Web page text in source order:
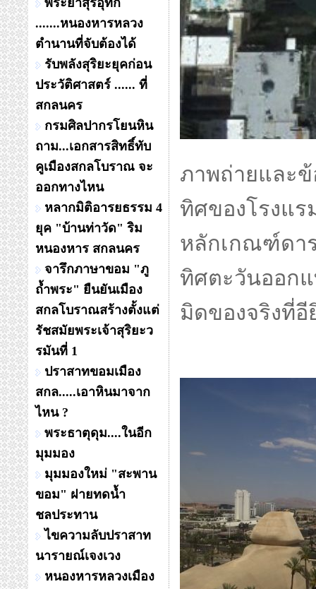
พระยาสุรอุทก
.......หนองหารหลวง
ตำนานที่จับต้องได้
รับพลังสุริยะยุคก่อน
ประวัติศาสตร์ ...... ที่
สกลนคร
กรมศิลปากรโยนหิน
ถาม...เอกสารสิทธิ์ทับ
คูเมืองสกลโบราณ จะ
ออกทางไหน
หลากมิติอารยธรรม 4
ยุค "บ้านท่าวัด" ริม
หนองหาร สกลนคร
จารึกภาษาขอม "ภู
ถ้ำพระ" ยืนยันเมือง
สกลโบราณสร้างตั้งแต่
รัชสมัยพระเจ้าสุริยะว
รมันที่ 1
ปราสาทขอมเมือง
สกล.....เอาหินมาจาก
ไหน ?
พระธาตุดุม....ในอีก
มุมมอง
มุมมองใหม่ "สะพาน
ขอม" ฝายทดน้ำ
ชลประทาน
ไขความลับปราสาท
นารายณ์เจงเวง
หนองหารหลวงเมือง
ภาพถ่ายและข้
ทิศของโรงแร
หลักเกณฑ์ดา
ทิศตะวันออก
มิดของจริงที่